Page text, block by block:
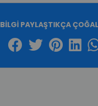
BILGI PAYLAŞTIKÇA